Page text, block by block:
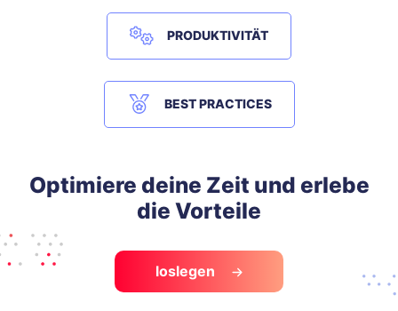
PRODUKTIVITÄT
BEST PRACTICES
Optimiere deine Zeit und erlebe
die Vorteile
loslegen